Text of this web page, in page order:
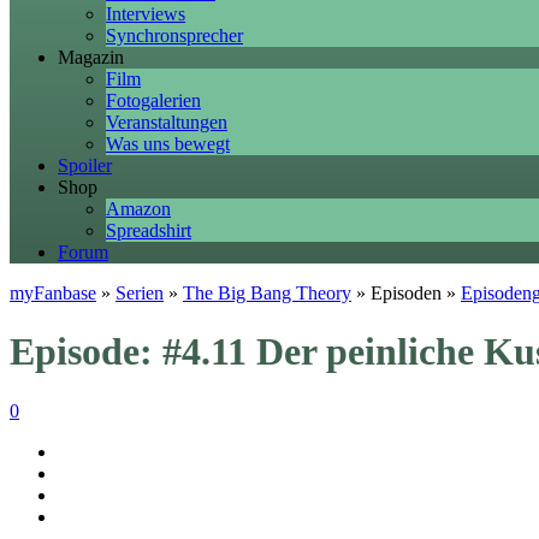
Interviews
Synchronsprecher
Magazin
Film
Fotogalerien
Veranstaltungen
Was uns bewegt
Spoiler
Shop
Amazon
Spreadshirt
Forum
myFanbase » Serien » The Big Bang Theory » Episoden »
Episode: #4.11 Der peinliche
0